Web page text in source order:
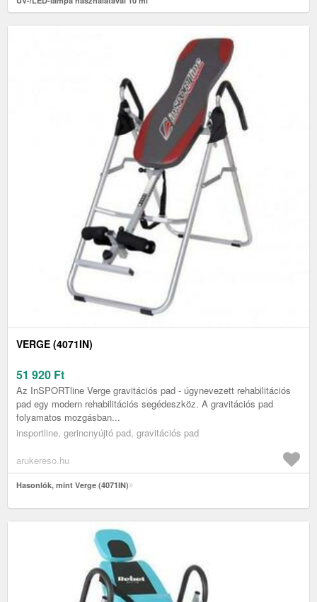
VERGE (4071IN)
51 920 Ft
Az InSPORTline Verge gravitációs pad - úgynevezett rehabilitációs
pad egy modern rehabilitációs segédeszköz. A gravitációs pad
folyamatos mozgásban...
insportline, gerincnyújtó pad, gravitációs pad
arukereso.hu
Hasonlók, mint Verge (4071IN)